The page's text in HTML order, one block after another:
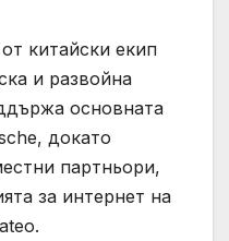
китайски екип
и развойна
основната
докато
партньори,
за интернет на